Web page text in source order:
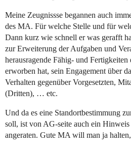
Meine Zeugnissse begannen auch
des MA. Für welche Stelle und für
Dann kurz wie schnell er was gerafft
zur Erweiterung der Aufgaben und
herausragende Fähig- und
erworben hat, sein Engagement über
Verhalten gegenüber Vorgesetzten,
(Dritten), … etc.
Und da es eine Standortbestimmung
soll, ist von AG-seite auch ein
angeraten. Gute MA will man ja